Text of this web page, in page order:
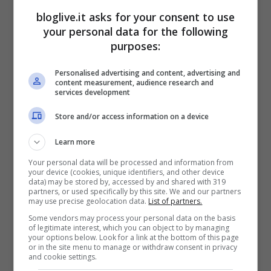
Nel dettaglio, l’attività diEquitalia Nord, in
sette Regioni Italiane, e con sede a Milano,
“copre” una platea rappresentata da ben
23 milioni di cittadini.
Equitalia Centro
ha
bloglive.it asks for your consent to use
your personal data for the following
purposes:
Personalised advertising and content, advertising and
content measurement, audience research and
services development
Store and/or access information on a device
Learn more
Your personal data will be processed and information from
your device (cookies, unique identifiers, and other device
data) may be stored by, accessed by and shared with 319
partners, or used specifically by this site. We and our partners
may use precise geolocation data. List of partners.
Some vendors may process your personal data on the basis
of legitimate interest, which you can object to by managing
your options below. Look for a link at the bottom of this page
or in the site menu to manage or withdraw consent in privacy
and cookie settings.